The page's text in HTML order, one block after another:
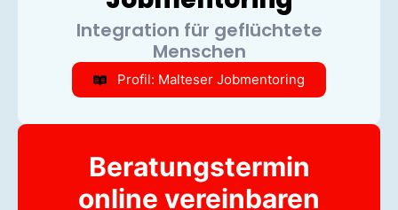
Integration für geflüchtete
Menschen
Profil: Malteser Jobmentoring
Beratungstermin
online vereinbaren